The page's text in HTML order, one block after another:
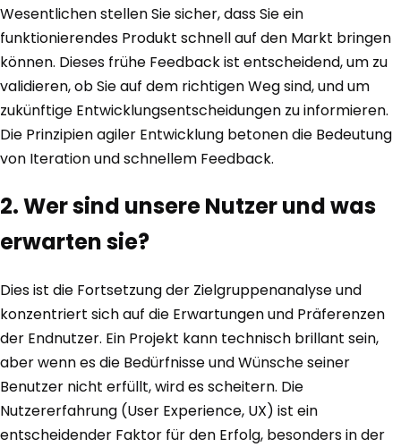
Wesentlichen stellen Sie sicher, dass Sie ein
funktionierendes Produkt schnell auf den Markt bringen
können. Dieses frühe Feedback ist entscheidend, um zu
validieren, ob Sie auf dem richtigen Weg sind, und um
zukünftige Entwicklungsentscheidungen zu informieren.
Die Prinzipien agiler Entwicklung betonen die Bedeutung
von Iteration und schnellem Feedback.
2. Wer sind unsere Nutzer und was
erwarten sie?
Dies ist die Fortsetzung der Zielgruppenanalyse und
konzentriert sich auf die Erwartungen und Präferenzen
der Endnutzer. Ein Projekt kann technisch brillant sein,
aber wenn es die Bedürfnisse und Wünsche seiner
Benutzer nicht erfüllt, wird es scheitern. Die
Nutzererfahrung (User Experience, UX) ist ein
entscheidender Faktor für den Erfolg, besonders in der